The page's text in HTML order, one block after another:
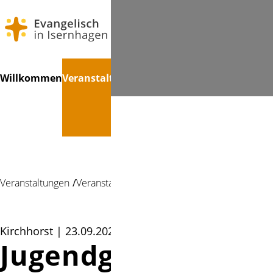
überspringen
WillkommenVeranstaltungen
Veranstaltungen Veranstaltung
Kirchhorst | 23.09.2025 18:30
Jugendgruppe